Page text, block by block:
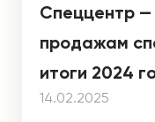
Спеццентр
продажам
итоги 2024
14.02.2025